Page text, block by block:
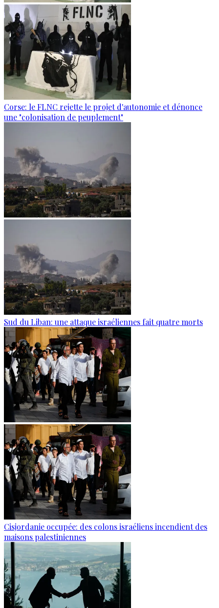
Corse: le FLNC rejette le projet d'autonomie et dénonce
une "colonisation de peuplement"
Sud du Liban: une attaque israéliennes fait quatre morts
Cisjordanie occupée: des colons israéliens incendient des
maisons palestiniennes